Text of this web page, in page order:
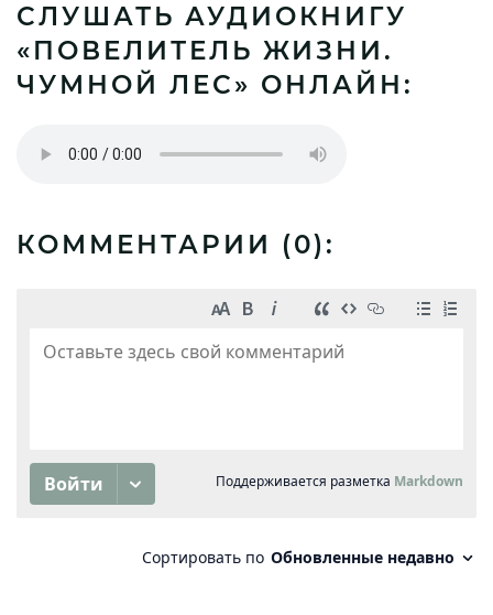
СЛУШАТЬ АУДИОКНИГУ
«ПОВЕЛИТЕЛЬ ЖИЗНИ.
ЧУМНОЙ ЛЕС» ОНЛАЙН:
КОММЕНТАРИИ (0):